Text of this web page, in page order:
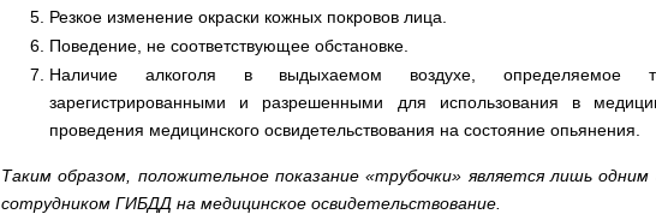
Резкое изменение окраски кожных покровов лица.
Поведение, не соответствующее обстановке.
Наличие алкоголя в выдыхаемом воздухе, определяемое
зарегистрированными и разрешенными для использования в
проведения медицинского освидетельствования на состояние опьянения.
Таким образом, положительное показание «трубочки» является лишь одним
сотрудником ГИБДД на медицинское освидетельствование.